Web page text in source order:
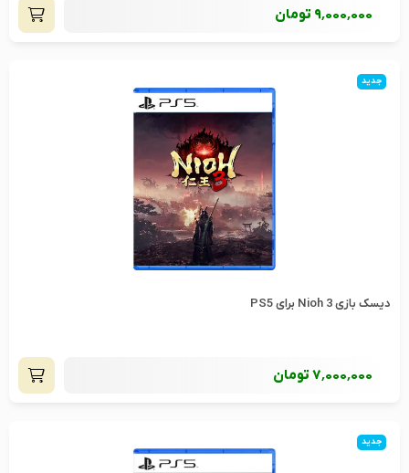
9٬000٬000 تومان
جدید
دیسک بازی Nioh 3 برای PS5
7٬000٬000تومان
جدید